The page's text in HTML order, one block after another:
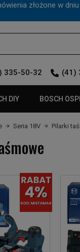
złożone w dniu
335-50-32 (41)
DIY BOSCH
Seria 18V Pilarki